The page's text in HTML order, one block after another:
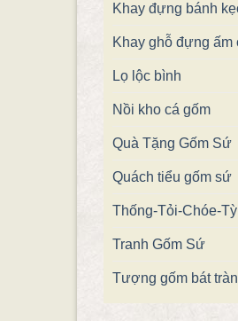
Khay đựng bánh
Khay ghỗ đựng ấm
Lọ lộc bình
Nồi kho cá gốm
Quà Tặng Gốm Sứ
Quách tiểu gốm sứ
Thống-Tỏi-Chóe-
Tranh Gốm Sứ
Tượng gốm bát